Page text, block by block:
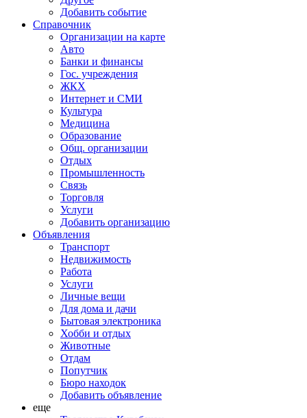
Добавить событие
Справочник
Организации на карте
Авто
Банки и финансы
Гос. учреждения
ЖКХ
Интернет и СМИ
Культура
Медицина
Образование
Общ. организации
Отдых
Промышленность
Связь
Торговля
Услуги
Добавить организацию
Объявления
Транспорт
Недвижимость
Работа
Услуги
Личные вещи
Для дома и дачи
Бытовая электроника
Хобби и отдых
Животные
Отдам
Попутчик
Бюро находок
Добавить объявление
еще